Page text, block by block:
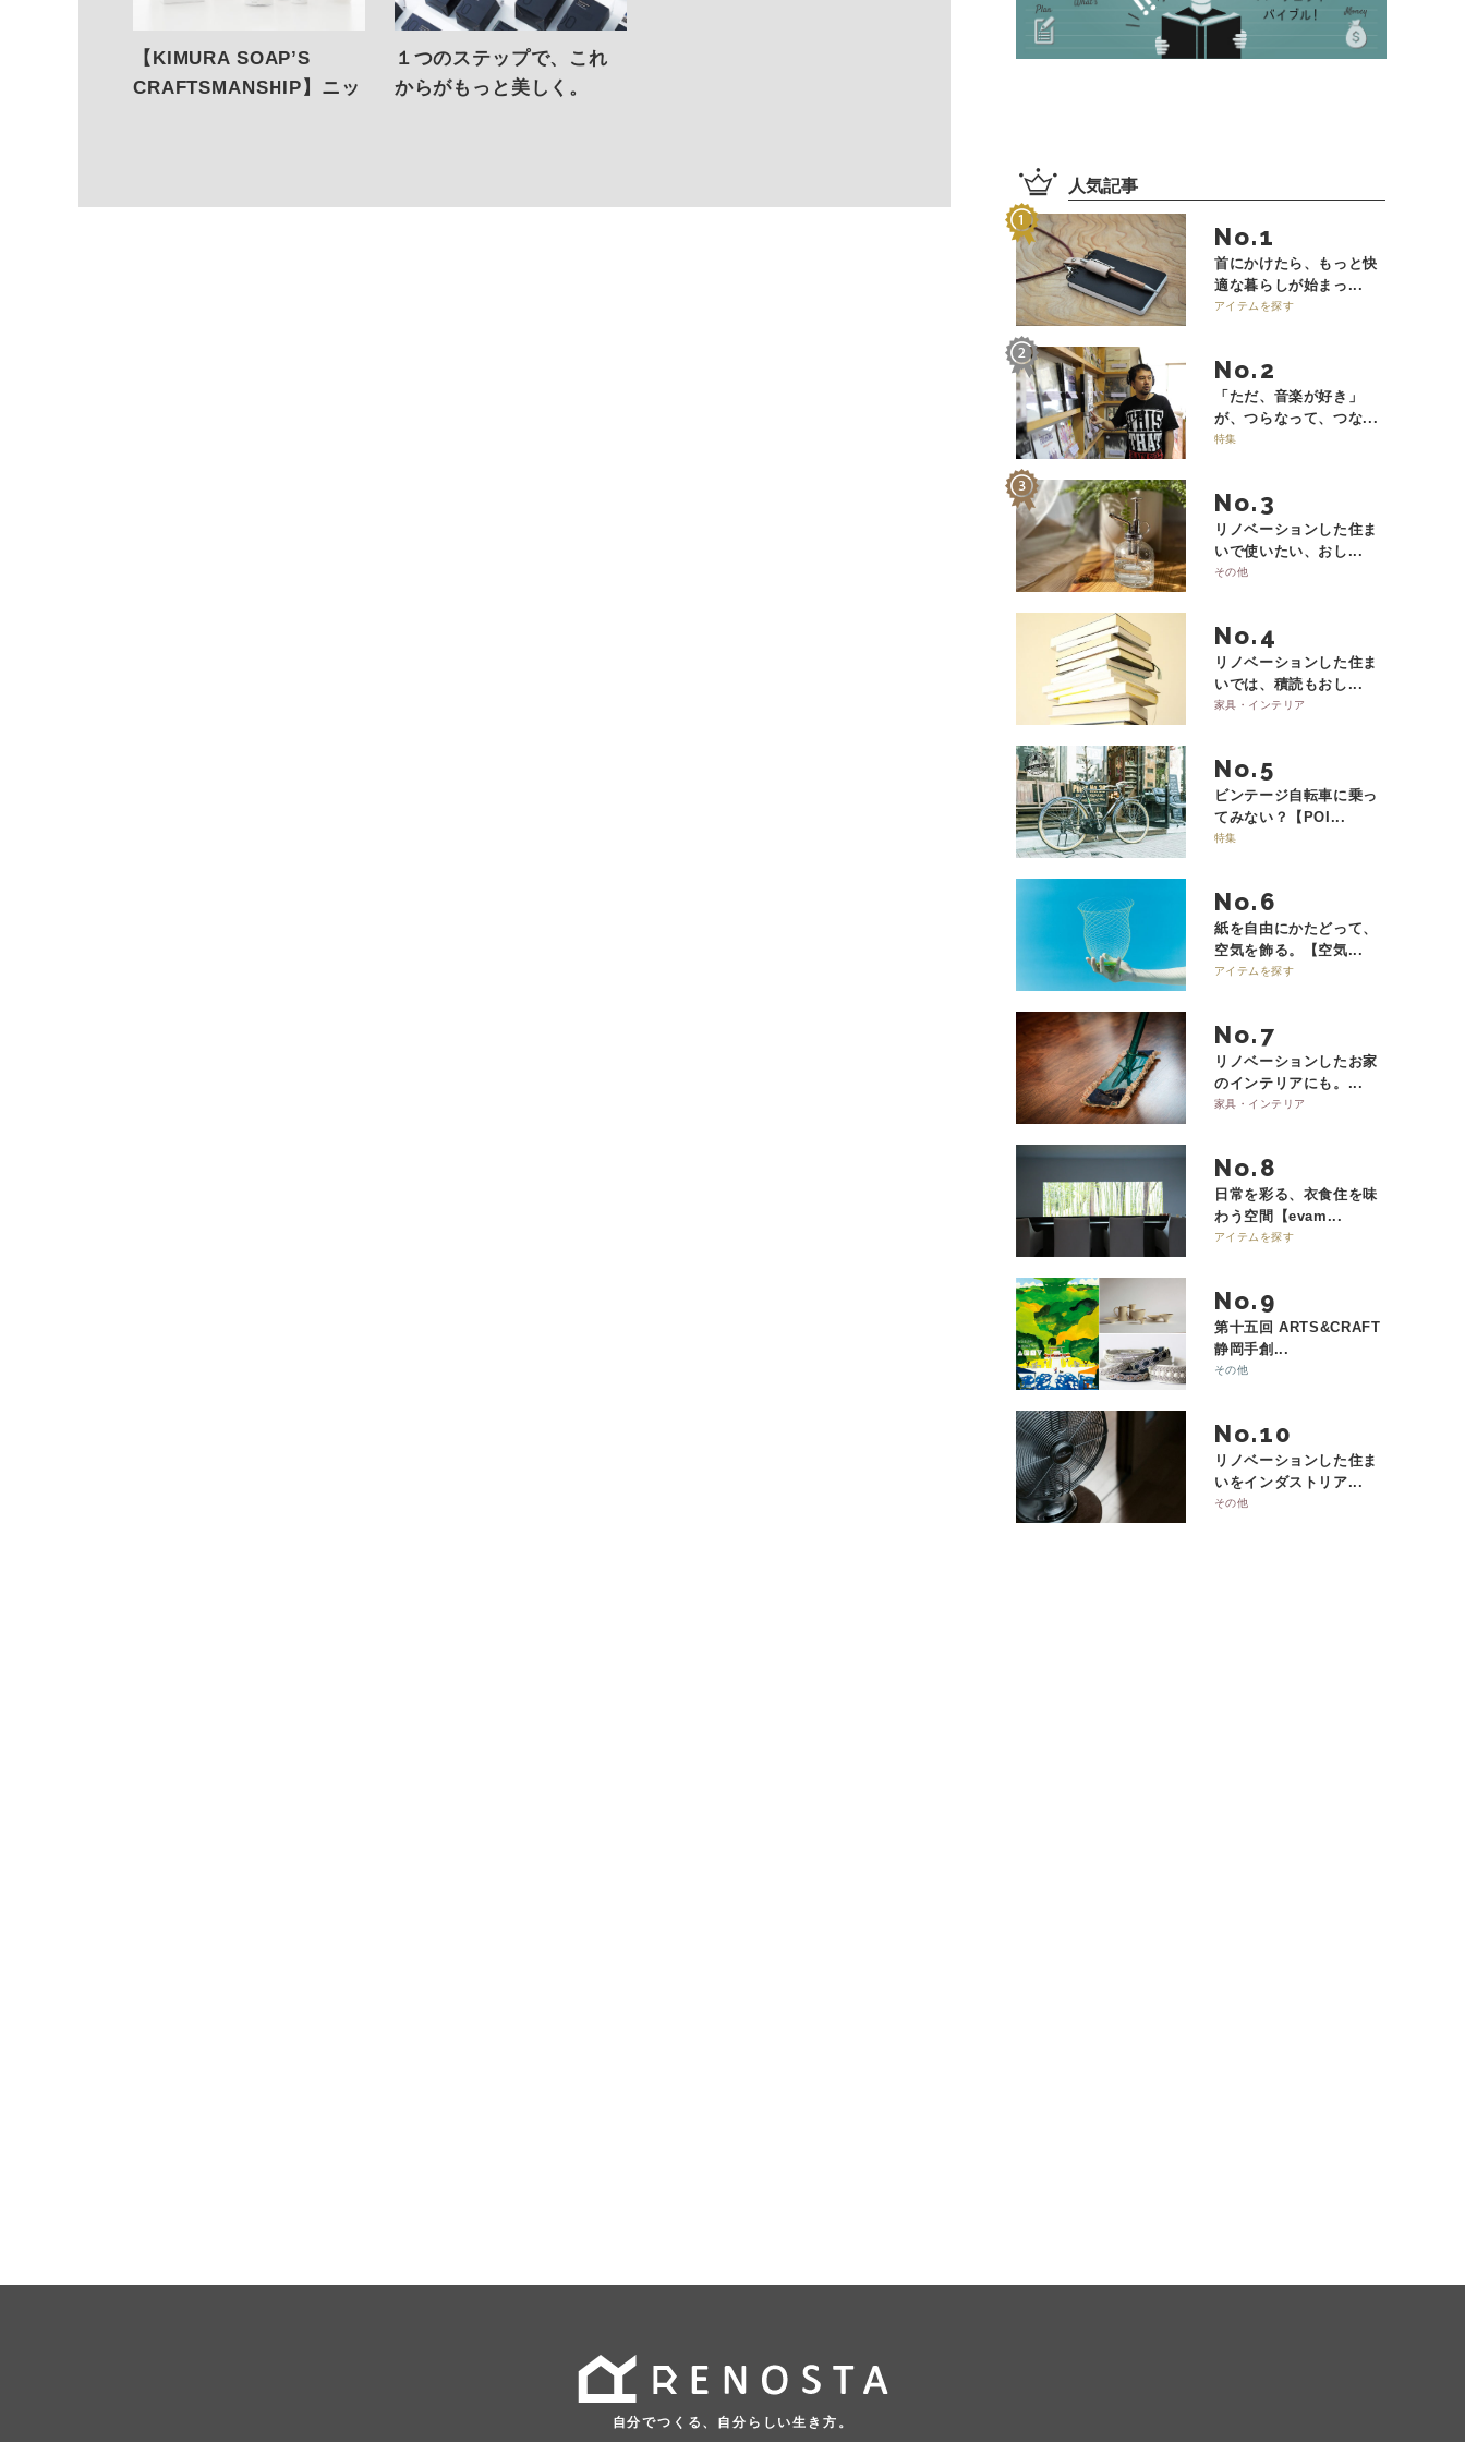
【KIMURA SOAP’S
CRAFTSMANSHIP】ニッ
１つのステップで、これ
からがもっと美しく。
人気記事
No.
首にかけたら、もっと快
適な暮らしが始まっ...
アイテムを探す
No.
「ただ、音楽が好き」
が、つらなって、つな...
特集
No.
リノベーションした住ま
いで使いたい、おし...
その他
No.
リノベーションした住ま
いでは、積読もおし...
家具・インテリア
No.
ビンテージ自転車に乗っ
てみない？【POI...
特集
No.
紙を自由にかたどって、
空気を飾る。【空気...
アイテムを探す
No.
リノベーションしたお家
のインテリアにも。...
家具・インテリア
No.
日常を彩る、衣食住を味
わう空間【evam...
アイテムを探す
No.
第十五回 ARTS&CRAFT
静岡手創...
その他
No.
リノベーションした住ま
いをインダストリア...
その他
自分でつくる、自分らしい生き方。